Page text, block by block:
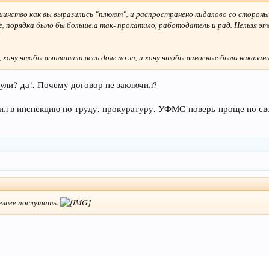
как вы выразились "плюют", и распространено кидалово со
порядка было бы больше.а так- прокатило, работодатель и рад. Нельзя
чтобы выплатили весь долг по зп, и хочу чтобы виновные были
да!, Почему договор не заключил?
в инспекцию по труду, прокуратуру, УФМС-поверь-проще по
послушать.